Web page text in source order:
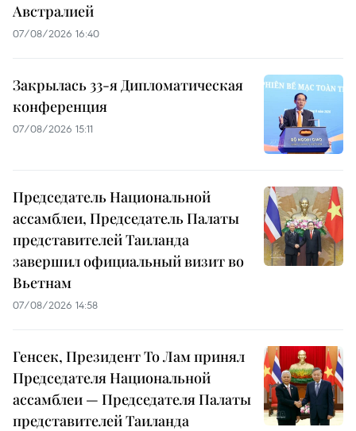
Австралией
07/08/2026 16:40
Закрылась 33-я Дипломатическая
конференция
07/08/2026 15:11
Председатель Национальной
ассамблеи, Председатель Палаты
представителей Таиланда
завершил официальный визит во
Вьетнам
07/08/2026 14:58
Генсек, Президент То Лам принял
Председателя Национальной
ассамблеи — Председателя Палаты
представителей Таиланда